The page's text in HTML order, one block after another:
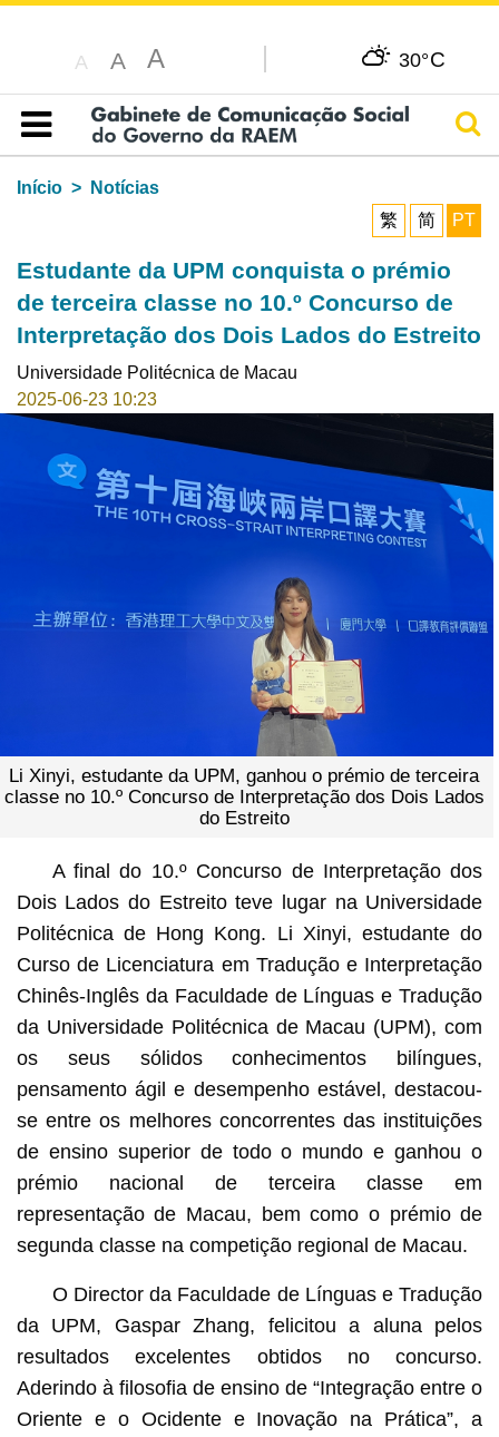
A A A 30°C
Índice
Início
Notícias
繁
简 PT
Estudante da UPM conquista o prémio
de terceira classe no 10.º Concurso de
Interpretação dos Dois Lados do Estreito
Universidade Politécnica de Macau
2025-06-23 10:23
Li Xinyi, estudante da UPM, ganhou o prémio de terceira
classe no 10.º Concurso de Interpretação dos Dois Lados
do Estreito
A final do 10.º Concurso de Interpretação dos
Dois Lados do Estreito teve lugar na Universidade
Politécnica de Hong Kong. Li Xinyi, estudante do
Curso de Licenciatura em Tradução e Interpretação
Chinês-Inglês da Faculdade de Línguas e Tradução
da Universidade Politécnica de Macau (UPM), com
os seus sólidos conhecimentos bilíngues,
pensamento ágil e desempenho estável, destacou-
se entre os melhores concorrentes das instituições
de ensino superior de todo o mundo e ganhou o
prémio nacional de terceira classe em
representação de Macau, bem como o prémio de
segunda classe na competição regional de Macau.
O Director da Faculdade de Línguas e Tradução
da UPM, Gaspar Zhang, felicitou a aluna pelos
resultados excelentes obtidos no concurso.
Aderindo à filosofia de ensino de “Integração entre o
Oriente e o Ocidente e Inovação na Prática”, a